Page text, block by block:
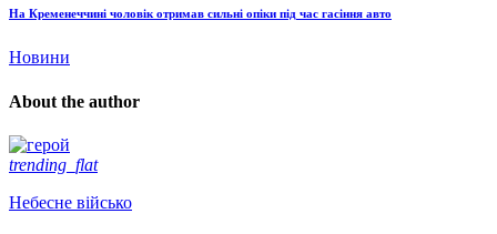
На Кременеччині чоловік отримав сильні опіки під час гасіння авто
Новини
About the author
trending_flat
Небесне військо